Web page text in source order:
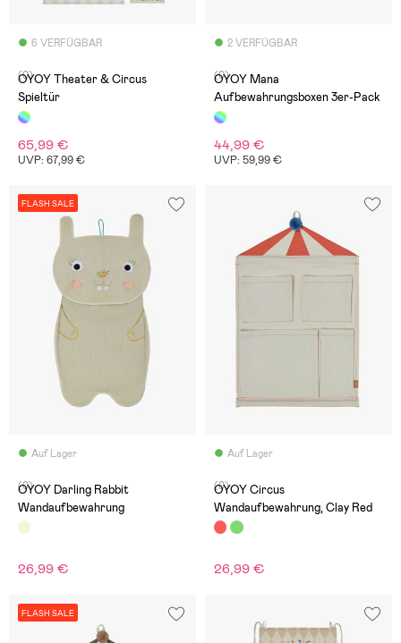
6 VERFÜGBAR
(0)
OYOY Theater & Circus
Spieltür
65,99 €
UVP: 67,99 €
2 VERFÜGBAR
(0)
OYOY Mana
Aufbewahrungsboxen 3er-Pack
44,99 €
UVP: 59,99 €
FLASH SALE
Auf Lager
(0)
OYOY Darling Rabbit
Wandaufbewahrung
26,99 €
Auf Lager
(0)
OYOY Circus
Wandaufbewahrung, Clay Red
26,99 €
FLASH SALE